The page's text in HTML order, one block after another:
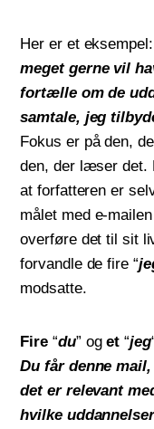
Her er et eksempel:
meget gerne vil
fortælle om de
samtale, jeg
Fokus er på den,
den, der læser det.
at forfatteren er
målet med e-
overføre det til sit
forvandle de fire “
modsatte.
Fire “du” oget “jeg
Du får denne
det er relevant
hvilke